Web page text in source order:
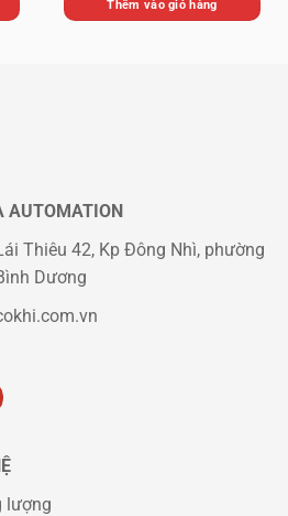
1.000 ₫.
là:
50 ₫.
Thêm vào giỏ hàng
AUTOMATION
Thiêu 42, Kp Đông Nhì, phường
Dương
lượng